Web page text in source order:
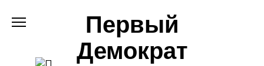
Первый
Демократ